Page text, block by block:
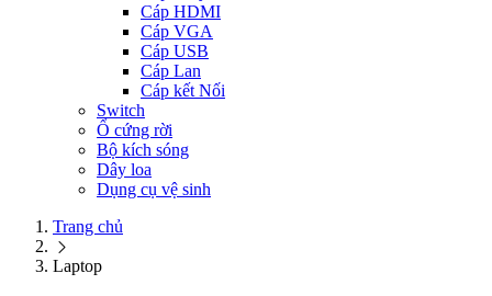
Cáp HDMI
Cáp VGA
Cáp USB
Cáp Lan
Cáp kết Nối
Switch
Ổ cứng rời
Bộ kích sóng
Dây loa
Dụng cụ vệ sinh
Trang chủ
Laptop